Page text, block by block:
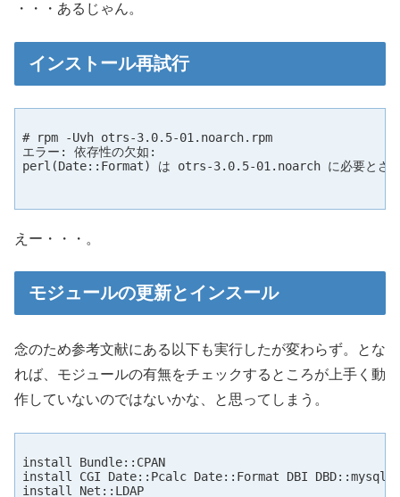
・・・あるじゃん。
インストール再試行
# rpm -Uvh otrs-3.0.5-01.noarch.rpm
エラー: 依存性の欠如:
perl(Date::Format) は otrs-3.0.5-01.noarch に必要とされ
えー・・・。
モジュールの更新とインスール
念のため参考文献にある以下も実行したが変わらず。とな
れば、モジュールの有無をチェックするところが上手く動
作していないのではないかな、と思ってしまう。
install Bundle::CPAN
install CGI Date::Pcalc Date::Format DBI DBD::mysql
install Net::LDAP